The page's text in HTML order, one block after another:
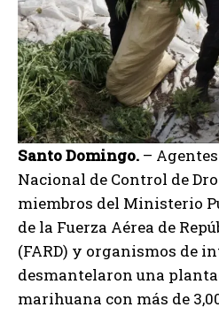
Santo Domingo. –
Nacional de Control de
miembros del Ministerio
de la Fuerza Aérea de
(FARD) y organismos de
desmantelaron una
marihuana con más de